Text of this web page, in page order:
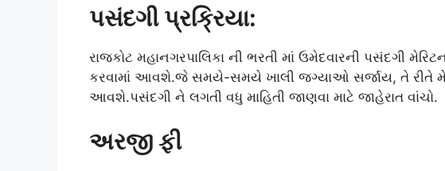
પસંદગી પ્રક્રિયા:
રાજકોટ મહાનગરપાલિકા ની ભરતી માં ઉમેદવારની પસંદગી
કરવામાં આવશે.જે સમયે-સમયે ખાલી જગ્યાઓ સર્જાય, તે રીતે
આવશે.પસંદગી ને લગતી વધુ માહિતી જાણવા માટે જાહેરાત વાંચો.
અરજી ફી